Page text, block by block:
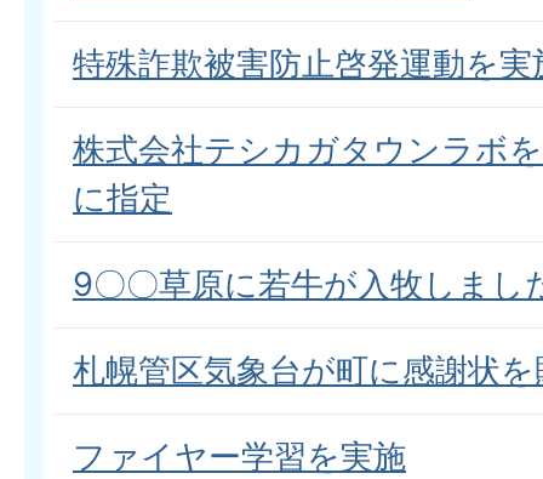
特殊詐欺被害防止啓発運動を実
株式会社テシカガタウンラボ
に指定
9〇〇草原に若牛が入牧しまし
札幌管区気象台が町に感謝状を
ファイヤー学習を実施